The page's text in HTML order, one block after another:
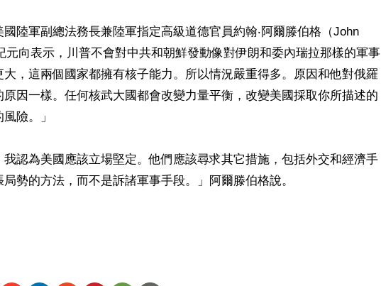
陸軍副總法務長兼陸軍指定高級道德官員約翰‧阿爾滕伯格（John
元向表示，川普不會對中共和朝鮮發動像對伊朗和委內瑞拉那樣的軍事
，這兩個國家都擁有核子能力。所以情況嚴重得多。原因和他對俄羅
因一樣。任何核武大國都會改變力量平衡，改變美國採取你所描述的
險。」
我認為美國應該立場堅定。他們應該尋求其它措施，包括外交和經濟手
勢的方法，而不是訴諸軍事手段。」阿爾滕伯格說。